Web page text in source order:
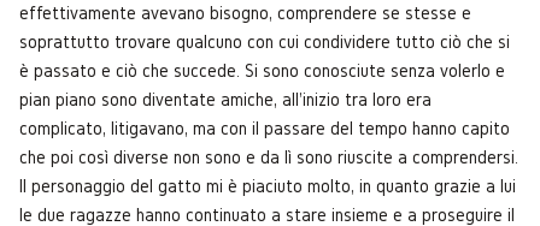
effettivamente avevano bisogno, comprendere se stesse e
soprattutto trovare qualcuno con cui condividere tutto ciò che si
è passato e ciò che succede. Si sono conosciute senza volerlo e
pian piano sono diventate amiche, all'inizio tra loro era
complicato, litigavano, ma con il passare del tempo hanno capito
che poi così diverse non sono e da lì sono riuscite a comprendersi.
Il personaggio del gatto mi è piaciuto molto, in quanto grazie a lui
le due ragazze hanno continuato a stare insieme e a proseguire il